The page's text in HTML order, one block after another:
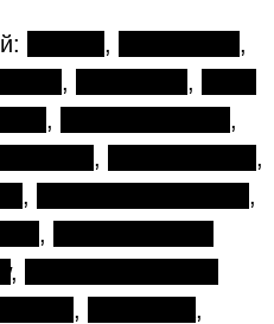
,
,
, ,
,
,
,
,
,
,
,
,
, ,